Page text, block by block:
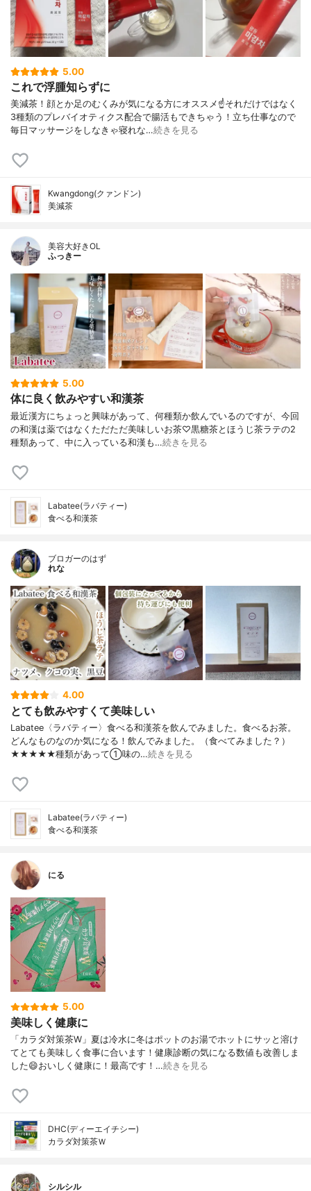
5.00
これで浮腫知らずに
美減茶！顔とか足のむくみが気になる方にオススメ☝️それだけではなく
3種類のプレバイオティクス配合で腸活もできちゃう！立ち仕事なので
毎日マッサージをしなきゃ寝れな…続きを見る
Kwangdong(クァンドン)
美減茶
美容大好きOL
ふっきー
5.00
体に良く飲みやすい和漢茶
最近漢方にちょっと興味があって、何種類か飲んでいるのですが、今回
の和漢は薬ではなくただただ美味しいお茶♡黒糖茶とほうじ茶ラテの2
種類あって、中に入っている和漢も…続きを見る
Labatee(ラバティー)
食べる和漢茶
ブロガーのはず
れな
4.00
とても飲みやすくて美味しい
Labatee〈ラバティー〉食べる和漢茶を飲んでみました。食べるお茶。
どんなものなのか気になる！飲んでみました。（食べてみました？）
★★★★★種類があって①味の…続きを見る
Labatee(ラバティー)
食べる和漢茶
にる
5.00
美味しく健康に
「カラダ対策茶W」夏は冷水に冬はポットのお湯でホットにサッと溶け
てとても美味しく食事に合います！健康診断の気になる数値も改善しま
した😄おいしく健康に！最高です！…続きを見る
DHC(ディーエイチシー)
カラダ対策茶Ｗ
シルシル